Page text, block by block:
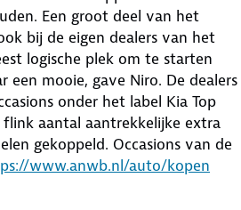
Een groot deel van het
bij de eigen dealers van het
logische plek om te starten
een mooie, gave Niro. De dealers
onder het label Kia Top
flink aantal aantrekkelijke extra
gekoppeld. Occasions van de
www.anwb.nl/auto/kopen